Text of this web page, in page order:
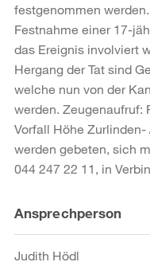
festgenommen
Festnahme einer 17-
das Ereignis involviert
Hergang der Tat sind
welche nun von der
werden. Zeugenaufruf:
Vorfall Höhe Zurlinden-
werden gebeten, sich
044 247 22 11, in
Weitere
Informationen
Ansprechperson
Judith Hödl